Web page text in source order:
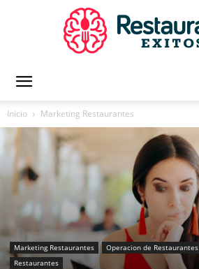
Exitosos
Inicio Marketing Restaurantes
Marketing Restaurantes Operacion de Restaurantes
Restaurantes